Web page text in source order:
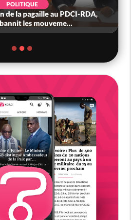
POLITIQUE
de la pagaille au PDCI-RDA,
les mouveme...